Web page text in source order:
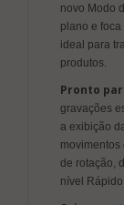
novo Modo
plano e
ideal para
produtos.
Pronto
gravações
a exibição
de rotação,
nível